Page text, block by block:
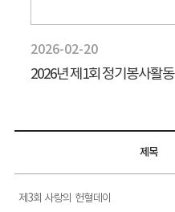
2026-02-20
2026년 제1회 정기봉사활동
제목
제3회 사랑의 헌혈데이